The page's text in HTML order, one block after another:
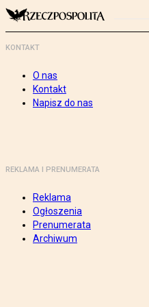
KONTAKT
O nas
Kontakt
Napisz do nas
REKLAMA I PRENUMERATA
Reklama
Ogłoszenia
Prenumerata
Archiwum